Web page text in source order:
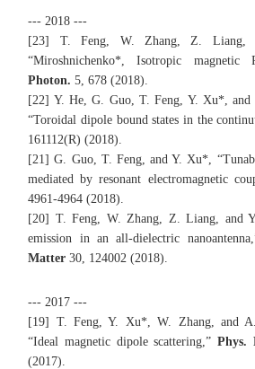
--- 2018 ---
[23] T. Feng, W. Zhang, Z.
“Miroshnichenko*, Isotropic
Photon. 5, 678 (2018).
[22] Y. He, G. Guo, T. Feng, Y. Xu*, and
“Toroidal dipole bound states in the
161112(R) (2018).
[21] G. Guo, T. Feng, and Y. Xu*,
mediated by resonant electromagnetic
4961-4964 (2018).
[20] T. Feng, W. Zhang, Z. Liang, and
emission in an all-dielectric
Matter 30, 124002 (2018).
--- 2017 ---
[19] T. Feng, Y. Xu*, W. Zhang, and
“Ideal magnetic dipole scattering,”Phys.
(2017).